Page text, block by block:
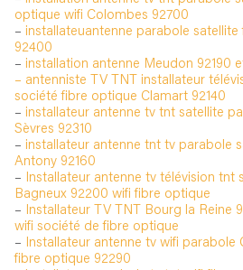
optique wifi Colombes 92700
– installateuantenne parabole
92400
– installation antenne Meudon 92190
– antenniste TV TNT installateur
société fibre optique Clamart 92140
– installateur antenne tv tnt satellite
Sèvres 92310
– installateur antenne tnt tv parabole
Antony 92160
– Installateur antenne tv télévision tnt
Bagneux 92200 wifi fibre optique
– Installateur TV TNT Bourg la Reine
wifi société de fibre optique
– Installateur antenne tv wifi parabole
fibre optique 92290